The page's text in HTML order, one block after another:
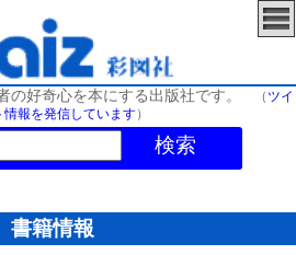
好奇心を本にする出版社です。 （ ツイ
情報を発信しています）
検索
書籍情報